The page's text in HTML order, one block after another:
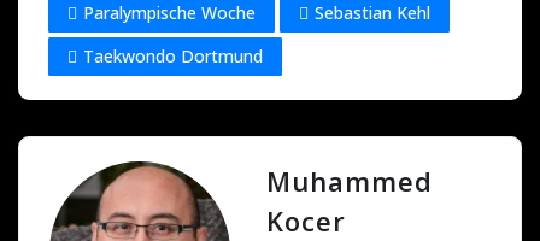
Paralympische Woche
Sebastian Kehl
Taekwondo Dortmund
Muhammed
Kocer